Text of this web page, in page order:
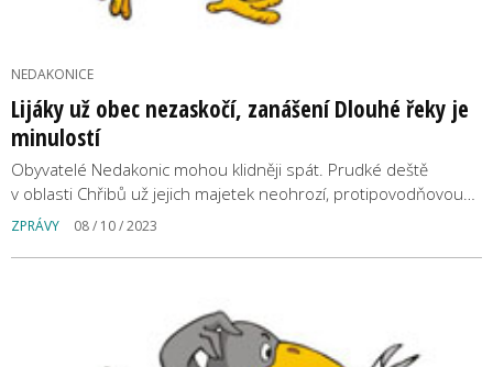
NEDAKONICE
Lijáky už obec nezaskočí, zanášení Dlouhé řeky je
minulostí
Obyvatelé Nedakonic mohou klidněji spát. Prudké deště
v oblasti Chřibů už jejich majetek neohrozí, protipovodňovou…
ZPRÁVY 08 / 10 / 2023